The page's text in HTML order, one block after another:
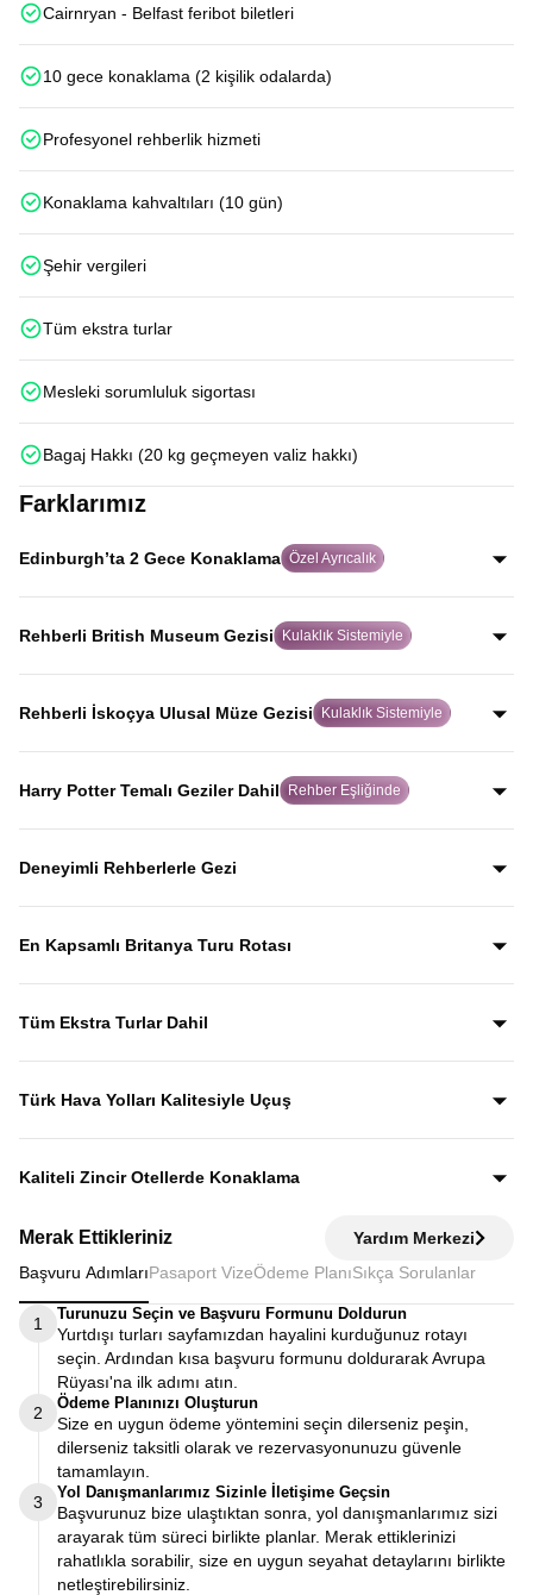
Cairnryan - Belfast feribot biletleri
10 gece konaklama (2 kişilik odalarda)
Profesyonel rehberlik hizmeti
Konaklama kahvaltıları (10 gün)
Şehir vergileri
Tüm ekstra turlar
Mesleki sorumluluk sigortası
Bagaj Hakkı (20 kg geçmeyen valiz hakkı)
Farklarımız
Edinburgh’ta 2 Gece Konaklama Özel Ayrıcalık
Birçok turda hızlıca geçilen Edinburgh’ta iki gece
konaklayarak şehri aceleye getirmeden, İskoç ruhunu
gerçekten hissederek keşfedersiniz.
Rehberli British Museum Gezisi Kulaklık Sistemiyle
Alanında uzman rehber eşliğinde ve kulaklık sistemiyle
yapılan bu özel gezide, birçok turda yer almayan British
Museum’u eserlerin hikayelerini dinleyerek gezersiniz.
Rehberli İskoçya Ulusal Müze Gezisi Kulaklık Sistemiyle
Uzman rehber anlatımı ve kulaklık sistemiyle, dünyaca
ünlü kopya koyun Dolly dahil olmak üzere İskoçya’nın
bilim ve tarih mirasını net şekilde keşfedersiniz.
Harry Potter Temalı Geziler Dahil Rehber Eşliğinde
Harry Potter’a ilham veren Elephant House Cafe,
Greyfriars Kirkyard ve Oxford Üniversitesi binalarını
Deneyimli Rehberlerle Gezi
Yıllardır bu tur rotasını birebir uygulayan ve deneyimleyen
rehberler eşliğinde gezerek; şehirleri sadece görmekle
En Kapsamlı Britanya Turu Rotası
İngiltere, İskoçya, Galler ve Kuzey İrlanda’yı tek turda
kapsayan bu özenle planlanmış rota, “orayı da görebilir
Tüm Ekstra Turlar Dahil
Yola çıktığınızda sürpriz ödemelerle karşılaşmazsınız.
Ekstra tur ücreti alınmaz; programda yer alan tüm geziler
Türk Hava Yolları Kalitesiyle Uçuş
Dünyanın en iyi havayollarından biri olan Türk Hava
Yolları’nın konforu ve hizmet kalitesiyle seyahat edersiniz.
Kaliteli Zincir Otellerde Konaklama
kalınırken, Avrupa Rüyası’nda merkeze yakın kaliteli zincir
otellerde konaklayarak zamanınızı verimli kullanırsınız.
Merak Ettikleriniz
Yardım Merkezi
Başvuru AdımlarıPasaport VizeÖdeme Planı Sıkça Sorulanlar
1
Turunuzu Seçin ve Başvuru Formunu Doldurun
Yurtdışı turları sayfamızdan hayalini kurduğunuz rotayı
seçin. Ardından kısa başvuru formunu doldurarak Avrupa
Rüyası'na ilk adımı atın.
2
Ödeme Planınızı Oluşturun
Size en uygun ödeme yöntemini seçin dilerseniz peşin,
dilerseniz taksitli olarak ve rezervasyonunuzu güvenle
tamamlayın.
3
Yol Danışmanlarımız Sizinle İletişime Geçsin
Başvurunuz bize ulaştıktan sonra, yol danışmanlarımız sizi
arayarak tüm süreci birlikte planlar. Merak ettiklerinizi
rahatlıkla sorabilir, size en uygun seyahat detaylarını birlikte
netleştirebilirsiniz.